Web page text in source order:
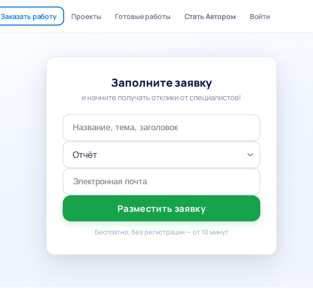
Заказать работу Проекты Готовые работы Стать Автором Войти
Заполните заявку
и начните получать отклики от специалистов!
Разместить заявку
Бесплатно, без регистрации — от 10 минут